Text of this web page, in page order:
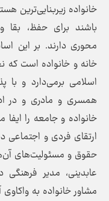
خانواده زیربنایی‌ترین
باشند برای حفظ،
محوری دارند. بر این
خانه و خانواده است که
اسلامی برمی‌دارد و با
همسری و مادری و در
خانواده و جامعه را
ارتقای فردی و اجتماعی
حقوق و مسئولیت‌های
عابدینی، مدیر
مشاور خانواده به واکاوی